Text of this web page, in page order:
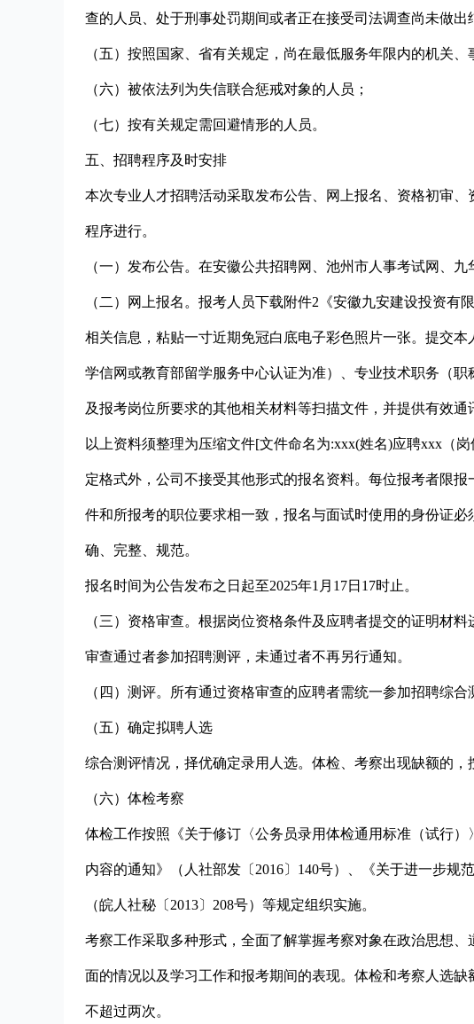
查的人员、处于刑事处罚期间或者正在接受司法调查尚未做出
（五）按照国家、省有关规定，尚在最低服务年限内的机关、
（六）被依法列为失信联合惩戒对象的人员；
（七）按有关规定需回避情形的人员。
五、招聘程序及时安排
本次专业人才招聘活动采取发布公告、网上报名、资格初审
程序进行。
（一）发布公告。在安徽公共招聘网、池州市人事考试网、
（二）网上报名。报考人员下载附件2《安徽九安建设投资有
相关信息，粘贴一寸近期免冠白底电子彩色照片一张。提交
学信网或教育部留学服务中心认证为准）、专业技术职务（
及报考岗位所要求的其他相关材料等扫描文件，并提供有效通
以上资料须整理为压缩文件[文件命名为:xxx(姓名)应聘xxx（
定格式外，公司不接受其他形式的报名资料。每位报考者限
件和所报考的职位要求相一致，报名与面试时使用的身份证
确、完整、规范。
报名时间为公告发布之日起至2025年1月17日17时止。
（三）资格审查。根据岗位资格条件及应聘者提交的证明材
审查通过者参加招聘测评，未通过者不再另行通知。
（四）测评。所有通过资格审查的应聘者需统一参加招聘综合
（五）确定拟聘人选
综合测评情况，择优确定录用人选。体检、考察出现缺额的，
（六）体检考察
体检工作按照《关于修订〈公务员录用体检通用标准（试行
内容的通知》（人社部发〔2016〕140号）、《关于进一步规
（皖人社秘〔2013〕208号）等规定组织实施。
考察工作采取多种形式，全面了解掌握考察对象在政治思想
面的情况以及学习工作和报考期间的表现。体检和考察人选
不超过两次。